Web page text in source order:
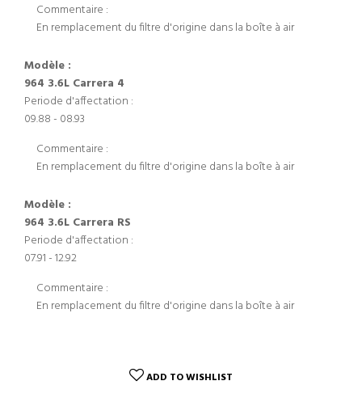
Commentaire :
En remplacement du filtre d'origine dans la boîte à air
Modèle :
964 3.6L Carrera 4
Periode d'affectation :
09.88 - 08.93
Commentaire :
En remplacement du filtre d'origine dans la boîte à air
Modèle :
964 3.6L Carrera RS
Periode d'affectation :
07.91 - 12.92
Commentaire :
En remplacement du filtre d'origine dans la boîte à air
ADD TO WISHLIST